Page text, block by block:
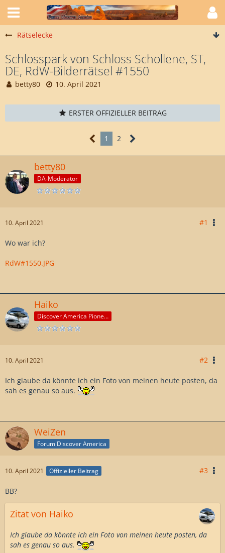
Rätselecke
Schlosspark von Schloss Schollene, ST,
DE, RdW-Bilderrätsel #1550
betty80 10. April 2021
ERSTER OFFIZIELLER BEITRAG
1 2
betty80
DA-Moderator
10. April 2021 #1
Wo war ich?
RdW#1550.JPG
Haiko
Discover America Pioneer
10. April 2021 #2
Ich glaube da könnte ich ein Foto von meinen heute posten, da
sah es genau so aus.
WeiZen
Forum Discover America
10. April 2021 Offizieller Beitrag #3
BB?
Zitat von Haiko
Ich glaube da könnte ich ein Foto von meinen heute posten, da
sah es genau so aus.